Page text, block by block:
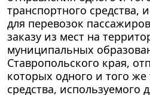
транспортного средства,
для перевозок
заказу из мест на
муниципальных
Ставропольского края,
которых одного и того же
средства, используемого